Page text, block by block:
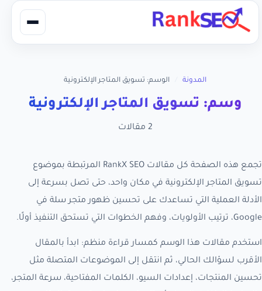
المدونة الوسم: تسويق المتاجر الإلكترونية
وسم: تسويق المتاجر الإلكترونية
2 مقالات
تجمع هذه الصفحة كل مقالات RankX SEO المرتبطة بموضوع
تسويق المتاجر الإلكترونية في مكان واحد، حتى تصل بسرعة إلى
الأدلة العملية التي تساعدك على تحسين ظهور متجر سلة في
Google، ترتيب الأولويات، وفهم الخطوات التي تستحق التنفيذ أولًا.
استخدم مقالات هذا الوسم كمسار قراءة منظم: ابدأ بالمقال
الأقرب لسؤالك الحالي، ثم انتقل إلى الموضوعات المتصلة مثل
تحسين المنتجات، إعدادات السيو، الكلمات المفتاحية، سرعة المتجر،